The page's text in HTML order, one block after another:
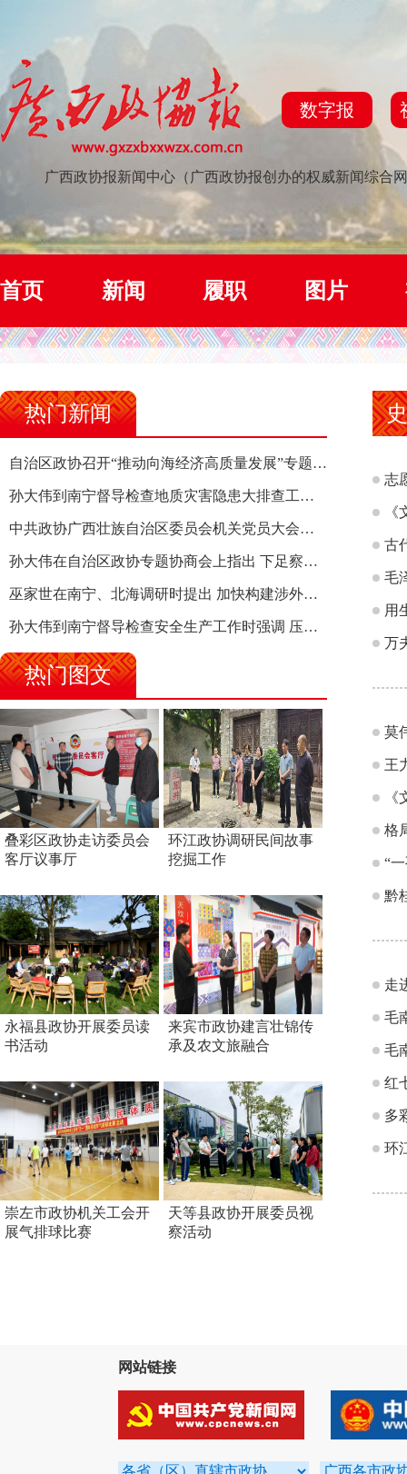
数字报
广西政协报新闻中心（广西政协报创办的权威新闻综合
首页 新闻 履职 图片
热门新闻
自治区政协召开“推动向海经济高质量发展”专题调研座谈会 钱学明出席并讲话
孙大伟到南宁督导检查地质灾害隐患大排查工作时强调 筑牢地质灾害安全防线 全力保障人民群众生命财产安全
中共政协广西壮族自治区委员会机关党员大会召开 选举产生新一届机关党委、机关纪委
孙大伟在自治区政协专题协商会上指出 下足察识谋督之功 恪尽服务大局之责 助推有色金属、关键金属产业高质量发展
巫家世在南宁、北海调研时提出 加快构建涉外法律供给集群 护航向海经济高质量发展
孙大伟到南宁督导检查安全生产工作时强调 压紧压实责任 狠抓隐患整治 坚决筑牢安全生产防线
热门图文
叠彩区政协走访委员会
客厅议事厅
环江政协调研民间故事
挖掘工作
永福县政协开展委员读
书活动
来宾市政协建言壮锦传
承及农文旅融合
崇左市政协机关工会开
展气排球比赛
天等县政协开展委员视
察活动
志
古
毛
用
万
莫
王
格
“
黔
走
毛
毛
红
多
环
网站链接